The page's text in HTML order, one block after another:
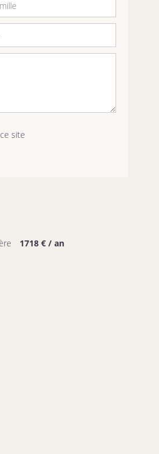
site
1718 € / an